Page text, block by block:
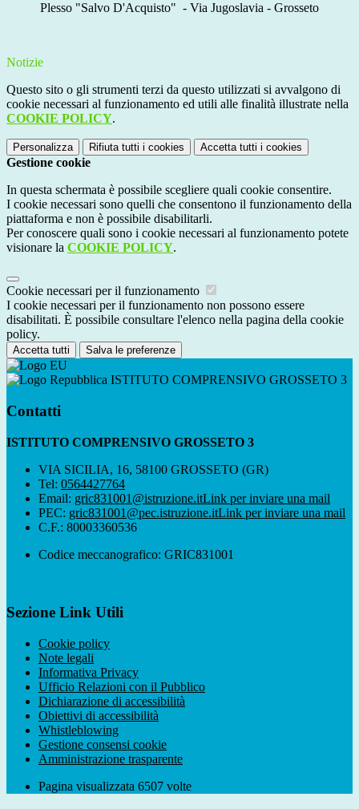
Plesso "Salvo D'Acquisto" - Via Jugoslavia - Grosseto
Notizie
Questo sito o gli strumenti terzi da questo utilizzati si avvalgono di
cookie necessari al funzionamento ed utili alle finalità illustrate nella
COOKIE POLICY.
Personalizza Rifiuta tutti i cookies Accetta tutti i cookies
Gestione cookie
In questa schermata è possibile scegliere quali cookie consentire.
I cookie necessari sono quelli che consentono il funzionamento della
piattaforma e non è possibile disabilitarli.
Per conoscere quali sono i cookie necessari al funzionamento potete
visionare la COOKIE POLICY.
Cookie necessari per il funzionamento
I cookie necessari per il funzionamento non possono essere
disabilitati. È possibile consultare l'elenco nella pagina della cookie
policy.
Accetta tutti Salva le preferenze
ISTITUTO COMPRENSIVO GROSSETO 3
Contatti
ISTITUTO COMPRENSIVO GROSSETO 3
VIA SICILIA, 16, 58100 GROSSETO (GR)
Tel: 0564427764
Email: gric831001@istruzione.itLink per inviare una mail
PEC: gric831001@pec.istruzione.itLink per inviare una mail
C.F.: 80003360536
Codice meccanografico: GRIC831001
Sezione Link Utili
Cookie policy
Note legali
Informativa Privacy
Ufficio Relazioni con il Pubblico
Dichiarazione di accessibilità
Obiettivi di accessibilità
Whistleblowing
Gestione consensi cookie
Amministrazione trasparente
Pagina visualizzata 6507 volte